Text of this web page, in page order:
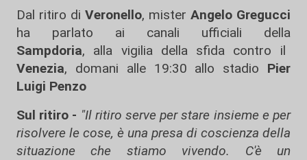
Dal ritiro di Veronello, mister Angelo Gregucci
ha parlato ai canali ufficiali della
Sampdoria, alla vigilia della sfida contro il
Venezia, domani alle 19:30 allo stadio Pier
Luigi Penzo
Sul ritiro - "Il ritiro serve per stare insieme e per
risolvere le cose, è una presa di coscienza della
situazione che stiamo vivendo. C'è un